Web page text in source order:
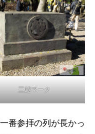
三越マーク
番参拝の列が長かっ